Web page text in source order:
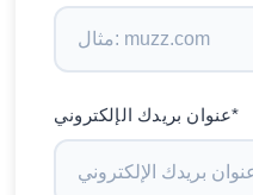
عنوان بريدك الإلكتروني*